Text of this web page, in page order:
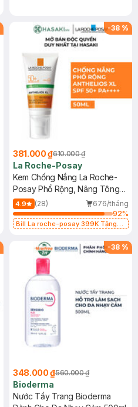
-38 %
381.000 ₫610.000 ₫
La Roche-Posay
Kem Chống Nắng La Roche-
Posay Phổ Rộng, Nâng Tông
Kiềm Dầu 50ml
4.9 (28)
676/tháng
92%
Bill La roche-posay 399K Tặng
(SL có hạn)
-38 %
348.000 ₫560.000 ₫
Bioderma
Nước Tẩy Trang Bioderma